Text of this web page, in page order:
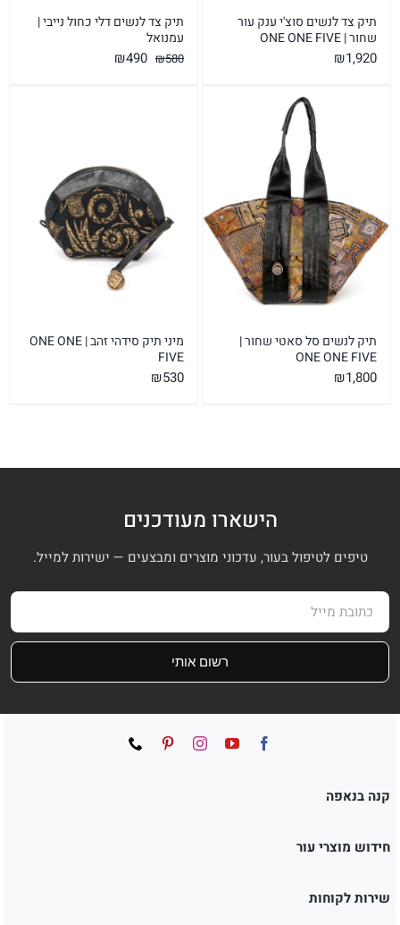
תיק צד לנשים סוצ'י ענק עור
שחור | ONE ONE FIVE
₪1,920
תיק צד לנשים דלי כחול נייבי |
עמנואל
₪580
המחיר
₪490
תיק לנשים סל סאטי שחור |
ONE ONE FIVE
₪1,800
מיני תיק סידהי זהב | ONE ONE
FIVE
₪530
הישארו מעודכנים
טיפים לטיפול בעור, עדכוני מוצרים ומבצעים — ישירות למייל.
רשום אותי
קנה בנאפה
חידוש מוצרי עור
שירות לקוחות